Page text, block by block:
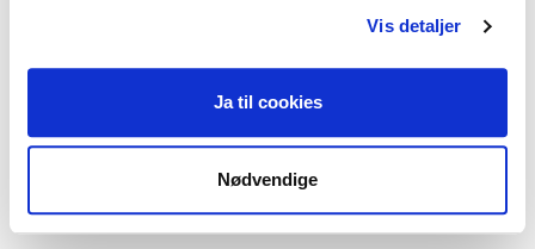
Vis detaljer
Ja til cookies
Nødvendige
Jeg kan hjælpe dig med
Traumer og chok, Selvskade,
Skam og skyld, Parforhold